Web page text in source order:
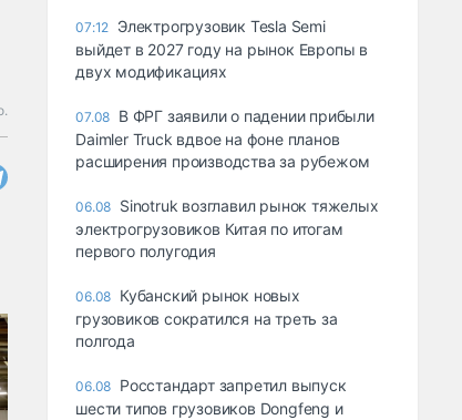
07:12 Электрогрузовик Tesla Semi
выйдет в 2027 году на рынок Европы в
двух модификациях
07.08 В ФРГ заявили о падении прибыли
Daimler Truck вдвое на фоне планов
расширения производства за рубежом
06.08 Sinotruk возглавил рынок тяжелых
электрогрузовиков Китая по итогам
первого полугодия
06.08 Кубанский рынок новых
грузовиков сократился на треть за
полгода
06.08 Росстандарт запретил выпуск
шести типов грузовиков Dongfeng и